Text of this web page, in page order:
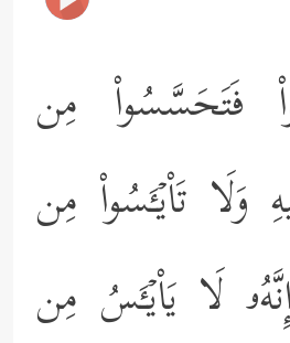
فَتَحَسَّسُواْ مِن
تَاْیۡـَٔسُواْ مِن
لَا یَاْیۡـَٔسُ مِن